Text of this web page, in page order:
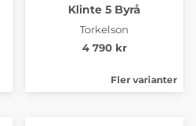
Klinte 5 Byrå
Torkelson
4 790 kr
Fler varianter